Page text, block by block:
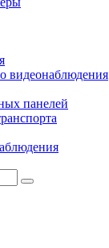
видеонаблюдения
панелей